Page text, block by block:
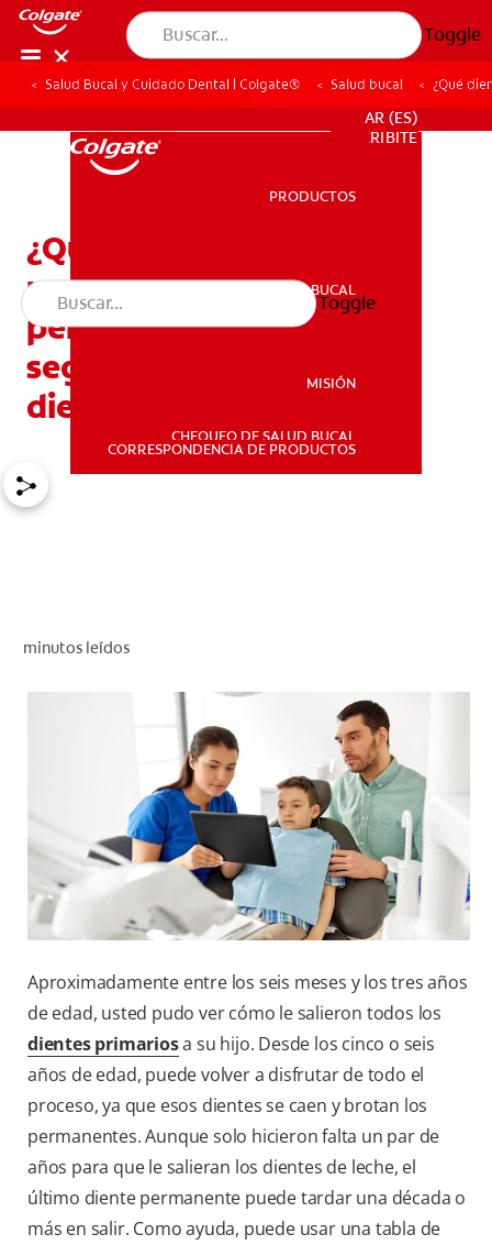
Toggle
SALUD BUCAL
AR (ES)
SUSCRIBITE
PARA PROFESIONALES
AR (ES)
SUSCRIBITE
PRODUCTOS
SALUD BUCAL
MISIÓN
CHEQUEO DE SALUD BUCAL
CORRESPONDENCIA DE PRODUCTOS
Toggle
Salud Bucal y Cuidado Dental | Colgate® Salud bucal ¿Qué
¿Qué diente sigue? Cómo
usar una tabla de dientes
permanentes para darle
seguimiento a los nuevos
dientes de su hijo
minutos leídos
Aproximadamente entre los seis meses y los tres años
de edad, usted pudo ver cómo le salieron todos los
dientes primariosa su hijo. Desde los cinco o seis
años de edad, puede volver a disfrutar de todo el
proceso, ya que esos dientes se caen y brotan los
permanentes. Aunque solo hicieron falta un par de
años para que le salieran los dientes de leche, el
último diente permanente puede tardar una década o
más en salir. Como ayuda, puede usar una tabla de